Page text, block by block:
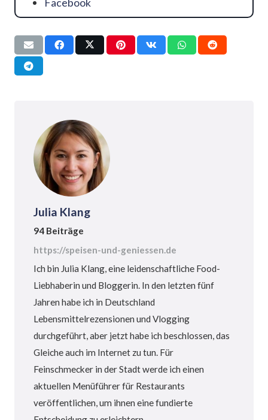
Julia Klang
94 Beiträge
https://speisen-und-geniessen.de
Ich bin Julia Klang, eine leidenschaftliche Food-
Liebhaberin und Bloggerin. In den letzten fünf
Jahren habe ich in Deutschland
Lebensmittelrezensionen und Vlogging
durchgeführt, aber jetzt habe ich beschlossen, das
Gleiche auch im Internet zu tun. Für
Feinschmecker in der Stadt werde ich einen
aktuellen Menüführer für Restaurants
veröffentlichen, um ihnen eine fundierte
FAST